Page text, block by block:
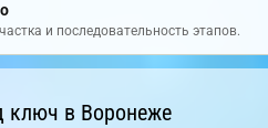
и последовательность этапов.
ключ в Воронеже